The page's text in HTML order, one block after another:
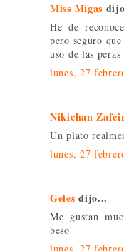
Miss Migas
He de
pero seguro
uso de las
lunes, 27
Nikichan
Un plato
lunes, 27
Geles dijo...
Me gustan
beso